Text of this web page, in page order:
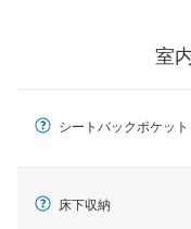
室
シートバックポケット
床下収納